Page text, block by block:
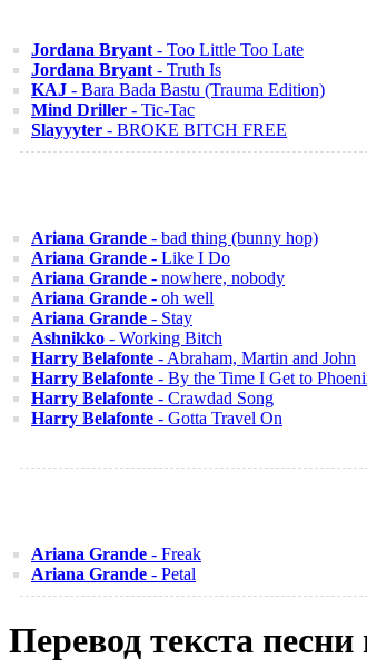
Jordana Bryant - Too Little Too Late
Jordana Bryant - Truth Is
KAJ - Bara Bada Bastu (Trauma Edition)
Mind Driller - Tic-Tac
Slayyyter - BROKE BITCH FREE
Ariana Grande - bad thing (bunny hop)
Ariana Grande - Like I Do
Ariana Grande - nowhere, nobody
Ariana Grande - oh well
Ariana Grande - Stay
Ashnikko - Working Bitch
Harry Belafonte - Abraham, Martin and John
Harry Belafonte - By the Time I Get to
Harry Belafonte - Crawdad Song
Harry Belafonte - Gotta Travel On
Ariana Grande - Freak
Ariana Grande - Petal
Перевод текста